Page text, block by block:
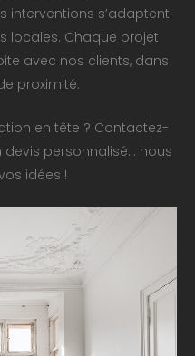
interventions s’adaptent
locales. Chaque projet
avec nos clients, dans
proximité.
en tête ? Contactez-
personnalisé… nous
idées !